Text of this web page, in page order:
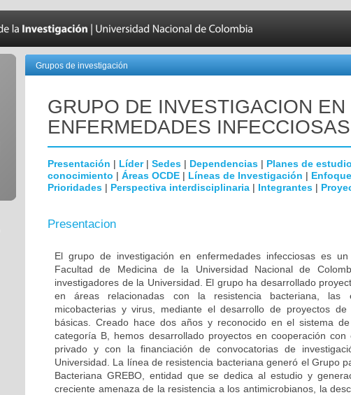
Grupos de investigación
GRUPO DE INVESTIGACION EN
ENFERMEDADES INFECCIOSAS
Presentación | Líder| Sedes | Dependencias | Planes de
conocimiento | Áreas OCDE | Líneas de Investigación |
Prioridades | Perspectiva interdisciplinaria | Integrantes |
Presentacion
El grupo de investigación en enfermedades infecciosas es
Facultad de Medicina de la Universidad Nacional de
investigadores de la Universidad. El grupo ha desarrollado
en áreas relacionadas con la resistencia bacteriana, las
micobacterias y virus, mediante el desarrollo de proyectos
básicas. Creado hace dos años y reconocido en el sistema
categoría B, hemos desarrollado proyectos en cooperación
privado y con la financiación de convocatorias de
Universidad. La línea de resistencia bacteriana generó el Grupo
Bacteriana GREBO, entidad que se dedica al estudio y
creciente amenaza de la resistencia a los antimicrobianos, la